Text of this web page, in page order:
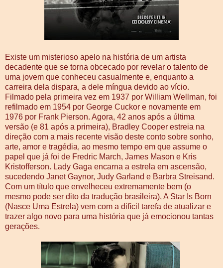
Existe um misterioso apelo na história de um artista
decadente que se torna obcecado por revelar o talento de
uma jovem que conheceu casualmente e, enquanto a
carreira dela dispara, a dele míngua devido ao vício.
Filmado pela primeira vez em 1937 por William Wellman, foi
refilmado em 1954 por George Cuckor e novamente em
1976 por Frank Pierson. Agora, 42 anos após a última
versão (e 81 após a primeira), Bradley Cooper estreia na
direção com a mais recente visão deste conto sobre sonho,
arte, amor e tragédia, ao mesmo tempo em que assume o
papel que já foi de Fredric March, James Mason e Kris
Kristofferson. Lady Gaga encarna a estrela em ascensão,
sucedendo Janet Gaynor, Judy Garland e Barbra Streisand.
Com um título que envelheceu extremamente bem (o
mesmo pode ser dito da tradução brasileira), A Star Is Born
(Nasce Uma Estrela) vem com a difícil tarefa de atualizar e
trazer algo novo para uma história que já emocionou tantas
gerações.